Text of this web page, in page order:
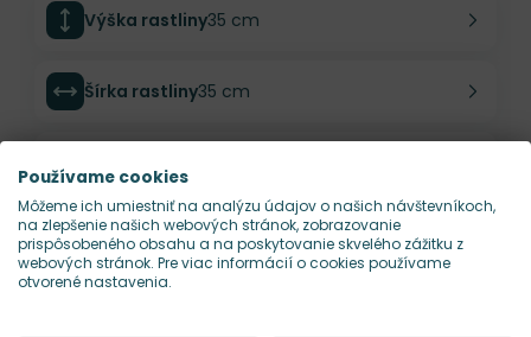
Výška rastliny35 cm
Šírka rastliny35 cm
Hustota výsadby9 ks/m²
Používame cookies
Môžeme ich umiestniť na analýzu údajov o našich návštevníkoch,
na zlepšenie našich webových stránok, zobrazovanie
prispôsobeného obsahu a na poskytovanie skvelého zážitku z
webových stránok. Pre viac informácií o cookies používame
otvorené nastavenia.